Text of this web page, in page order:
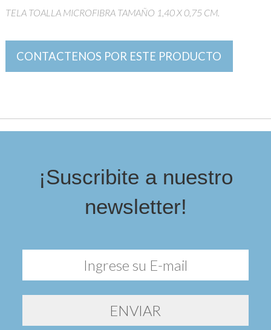
TELA TOALLA MICROFIBRA TAMAÑO 1,40 X 0,75 CM.
CONTACTENOS POR ESTE PRODUCTO
¡Suscribite a nuestro
newsletter!